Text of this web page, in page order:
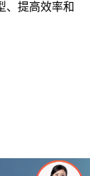
、提高效率和